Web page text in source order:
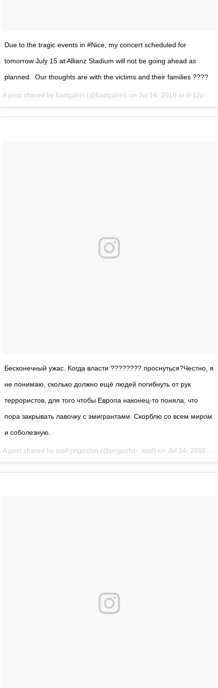
Due to the tragic events in #Nice, my concert scheduled for
tomorrow July 15 at Allianz Stadium will not be going ahead as
planned. Our thoughts are with the victims and their families ????
A post shared by badgalriri (@badgalriri) on Jul 14, 2016 at 8:12pm PDT
Бесконечный ужас. Когда власти ???????? проснуться?Честно, я
не понимаю, сколько должно ещё людей погибнуть от рук
террористов, для того чтобы Европа наконец-то поняла, что
пора закрывать лавочку с эмигрантами. Скорблю со всем миром
и соболезную.
A post shared by iosif prigozhin (@prigozhin_iosif) on Jul 14, 2016 at 4:04pm PDT